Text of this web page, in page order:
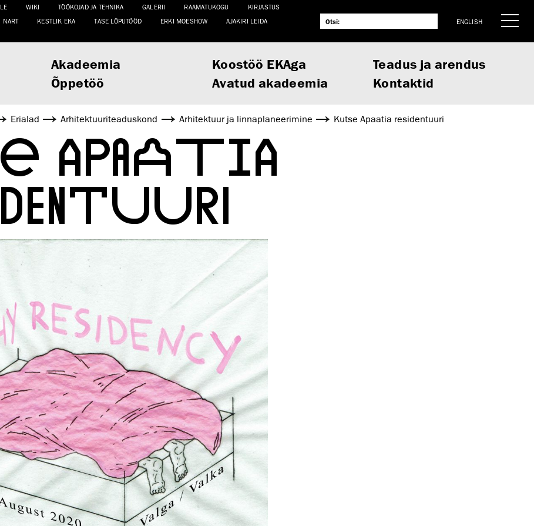
WIKI TÖÖKOJAD JA TEHNIKA GALERII RAAMATUKOGU
KIRJASTUS
NART KESTLIK EKA TASE LÕPUTÖÖD ERKI MOESHOW
AJAKIRI LEIDA
ENGLISH
Akadeemia Koostöö EKAga
Teadus ja arendus
Õppetöö Avatud akadeemia Kontaktid
Erialad Arhitektuuri­teaduskond Arhitektuur ja linnaplaneerimine Kutse Apaatia residentuuri
APAATIA